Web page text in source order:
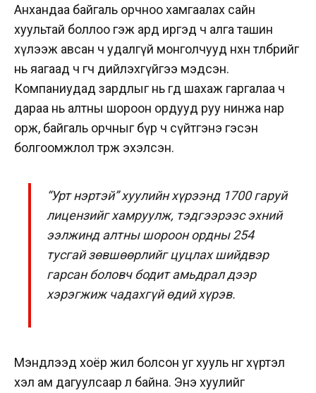
Анхандаа байгаль орчноо хамгаалах сайн
хуультай боллоо гэж ард иргэд ч алга ташин
хүлээж авсан ч удалгүй монголчууд нөхөн төлбөрийг
нь яагаад ч өгч дийлэхгүйгээ мэдсэн.
Компаниудад зардлыг нь өгөөд шахаж гаргалаа ч
дараа нь алтны шороон ордууд руу нинжа нар
орж, байгаль орчныг бүр ч сүйтгэнэ гэсэн
болгоомжлол төрж эхэлсэн.
“Урт нэртэй” хуулийн хүрээнд 1700 гаруй
лицензийг хамруулж, тэдгээрээс эхний
ээлжинд алтны шороон ордны 254
тусгай зөвшөөрлийг цуцлах шийдвэр
гарсан боловч бодит амьдрал дээр
хэрэгжиж чадахгүй өдий хүрэв.
Мэндлээд хоёр жил болсон уг хууль өнөөг хүртэл
хэл ам дагуулсаар л байна. Энэ хуулийг